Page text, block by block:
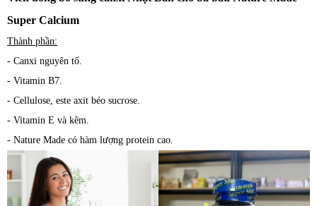
Super Calcium
Thành phần:
- Canxi nguyên tố.
- Vitamin B7.
- Cellulose, este axit béo sucrose.
- Vitamin E và kẽm.
- Nature Made có hàm lượng protein cao.